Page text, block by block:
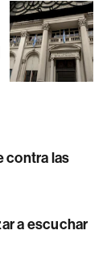
contra las
a escuchar